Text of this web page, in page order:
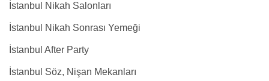
İstanbul Nikah Salonları
İstanbul Nikah Sonrası Yemeği
İstanbul After Party
İstanbul Söz, Nişan Mekanları